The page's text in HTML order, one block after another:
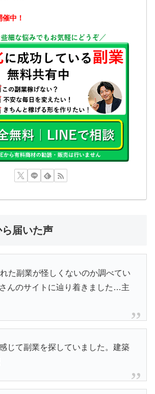
中！
届いた声
た副業が怪しくないのか調べてい
んのサイトに辿り着きました…主
じて副業を探していました。建築